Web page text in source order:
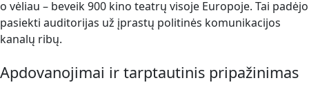
o vėliau – beveik 900 kino teatrų visoje Europoje. Tai padėjo
pasiekti auditorijas už įprastų politinės komunikacijos
kanalų ribų.
Apdovanojimai ir tarptautinis pripažinimas